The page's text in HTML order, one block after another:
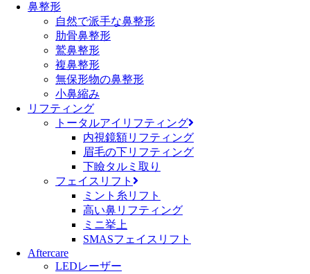
鼻整形
自然で派手な鼻整形
肋骨鼻整形
鷲鼻整形
複鼻整形
無保形物の鼻整形
小鼻縮み
リフティング
トータルアイリフティング
内視鏡額リフティング
眉毛の下リフティング
下瞼タルミ取り
フェイスリフト
ミント糸リフト
高い鼻リフティング
ミニ挙上
SMASフェイスリフト
Aftercare
LEDレーザー